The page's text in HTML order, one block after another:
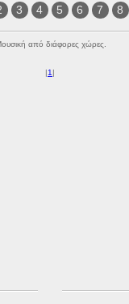
3 4 5 6 7 8
από διάφορες χώρες.
|1 |